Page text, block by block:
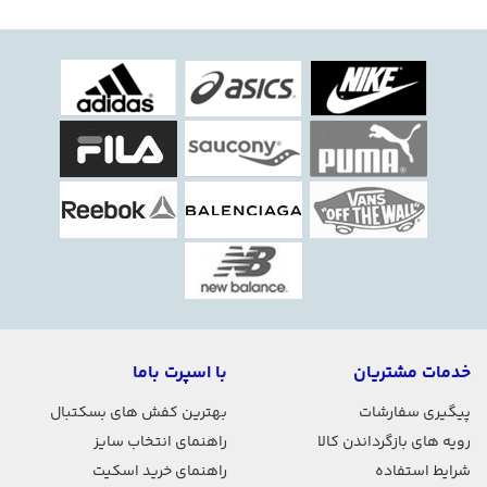
خدمات مشتریان
پیگیری سفارشات
رویه های بازگرداندن کالا
شرایط استفاده
با اسپرت باما
بهترین کفش های بسکتبال
راهنمای انتخاب سایز
راهنمای خرید اسکیت